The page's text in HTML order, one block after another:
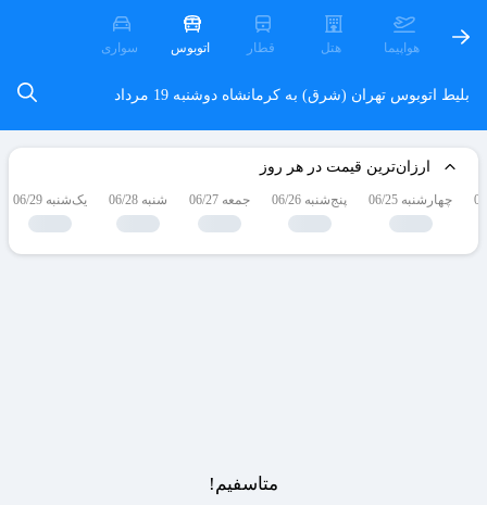
هواپیما هتل قطار اتوبوس سواری
بلیط اتوبوس تهران (شرق) به کرمانشاه دوشنبه 19 مرداد
ارزان‌ترین قیمت در هر روز
چهارشنبه 06/25 پنج‌شنبه 06/26 جمعه 06/27 شنبه 06/28 یک‌شنبه 06/29
متاسفیم!